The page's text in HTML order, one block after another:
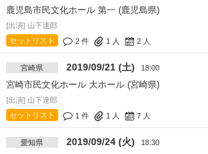
鹿児島市民文化ホール 第一 (鹿児島県)
[出演] 山下達郎
セットリスト
2 件 1 人 2人
宮崎県 2019/09/21 (土) 18:00
宮崎市民文化ホール 大ホール (宮崎県)
[出演] 山下達郎
セットリスト
1 件 1 人 7人
愛知県 2019/09/24 (火) 18:30